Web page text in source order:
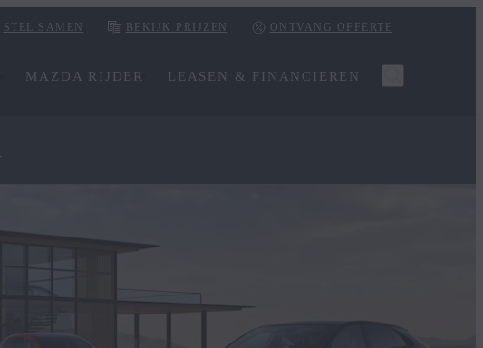
STEL SAMEN BEKIJK PRIJZEN ONTVANG OFFERTE
MAZDA RIJDER LEASEN & FINANCIEREN